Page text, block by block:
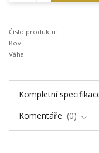
Číslo produktu:
Kov:
Váha:
Kompletní
Komentáře
0